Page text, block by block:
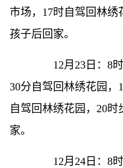
市场，17时自驾回林
孩子后回家。
12月23日：8时
30分自驾回林绣花园，
自驾回林绣花园，20
家。
12月24日：8时